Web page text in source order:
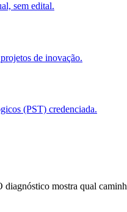
sem edital.
de inovação.
(PST) credenciada.
mostra qual